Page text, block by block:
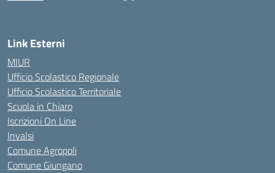
Link Esterni
MIUR
Ufficio Scolastico Regionale
Ufficio Scolastico Territoriale
Scuola in Chiaro
Iscrizioni On Line
Invalsi
Comune Agropoli
Comune Giungano